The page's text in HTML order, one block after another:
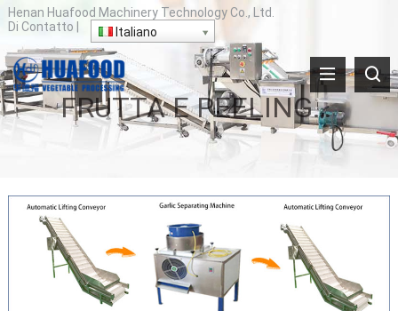
Henan Huafood Machinery Technology Co., Ltd.
Di Contatto Italiano
FRUTTA E PEELING VEGETALE